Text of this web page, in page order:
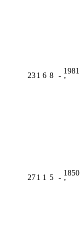
231 6 8 -
1981
ʼ
271 1 5 -
1850
ʼ